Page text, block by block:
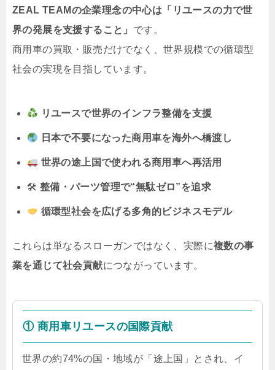
ZEAL TEAMの企業理念の中心は「リユースの力で世
界の発展を支援すること」 です。
商用車の買取・販売だけでなく、世界規模での循環型
社会の実現を目指しています。
リユースで世界のインフラ整備を支援
日本で不要になった商用車を海外へ橋渡し
世界の途上国で使われる商用車へ再活用
🛠 整備・パーツ管理で“無駄ゼロ”を追求
循環型社会を広げる多角的ビジネスモデル
これらは単なるスローガンではなく、実際に複数の事
業を通じて社会貢献につながっています。
① 商用車リユースの国際貢献
世界の約74%の国・地域が「途上国」とされ、イ